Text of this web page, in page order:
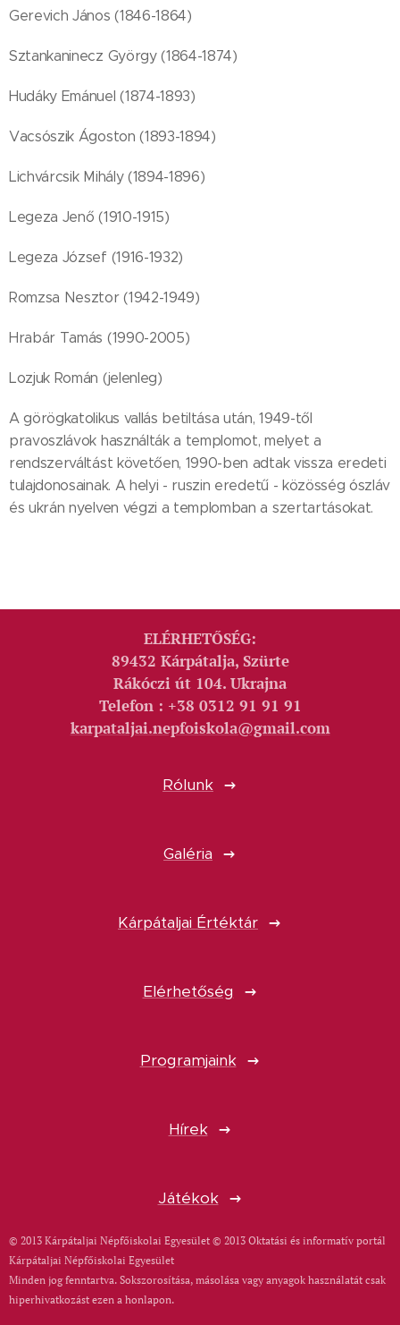
Gerevich János (1846-1864)
Sztankaninecz György (1864-1874)
Hudáky Emánuel (1874-1893)
Vacsószik Ágoston (1893-1894)
Lichvárcsik Mihály (1894-1896)
Legeza Jenő (1910-1915)
Legeza József (1916-1932)
Romzsa Nesztor (1942-1949)
Hrabár Tamás (1990-2005)
Lozjuk Román (jelenleg)
A görögkatolikus vallás betiltása után, 1949-től
pravoszlávok használták a templomot, melyet a
rendszerváltást követően, 1990-ben adtak vissza eredeti
tulajdonosainak. A helyi - ruszin eredetű - közösség ószláv
és ukrán nyelven végzi a templomban a szertartásokat.
ELÉRHETŐSÉG:
89432 Kárpátalja, Szürte
Rákóczi út 104. Ukrajna
Telefon : +38 0312 91 91 91
karpataljai.nepfoiskola@gmail.com
Rólunk
Galéria
Kárpátaljai Értéktár
Elérhetőség
Programjaink
Hírek
Játékok
© 2013 Kárpátaljai Népfőiskolai Egyesület © 2013 Oktatási és informatív portál
Kárpátaljai Népfőiskolai Egyesület
Minden jog fenntartva. Sokszorosítása, másolása vagy anyagok használatát csak
hiperhivatkozást ezen a honlapon.